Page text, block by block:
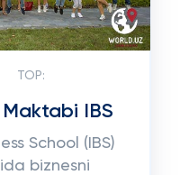
TOP:
IBS
School (IBS)
biznesni